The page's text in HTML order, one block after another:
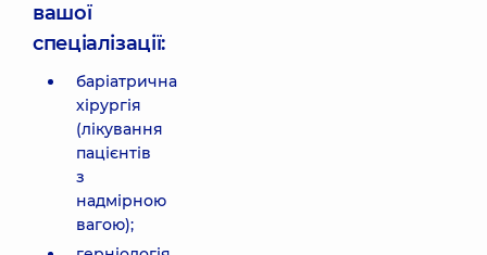
вашої
спеціалізації:
баріатрична
хірургія
(лікування
пацієнтів
з
надмірною
вагою);